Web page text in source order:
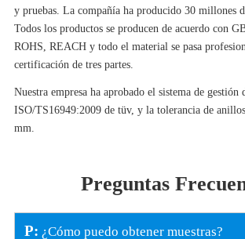
y pruebas. La compañía ha producido 30 millones
Todos los productos se producen de acuerdo con
ROHS, REACH y todo el material se pasa
certificación de tres partes.
Nuestra empresa ha aprobado el sistema de gestión
ISO/TS16949:2009 de tüv, y la tolerancia de
mm.
Preguntas
P: ¿Cómo puedo obtener muestras?